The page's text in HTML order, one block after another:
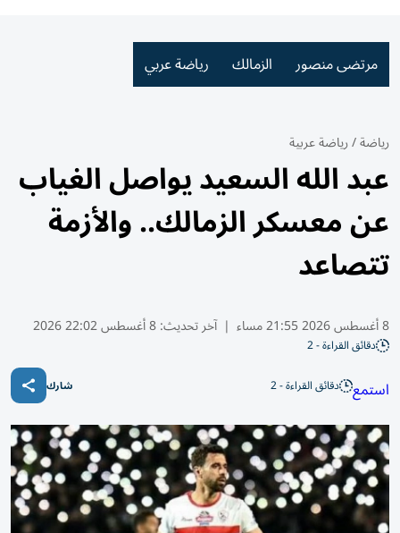
مرتضى منصور الزمالك رياضة عربي
رياضة/رياضة عربية
عبد الله السعيد يواصل الغياب
عن معسكر الزمالك.. والأزمة
تتصاعد
8 أغسطس 2026 21:55 مساء | آخر تحديث:8 أغسطس 22:02 2026
دقائق القراءة - 2
استمع دقائق القراءة - 2 شارك